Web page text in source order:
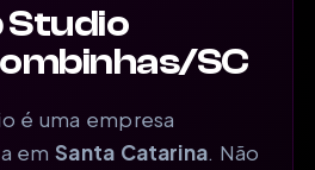
Studio
SC
é uma empresa
emSanta Catarina. Não